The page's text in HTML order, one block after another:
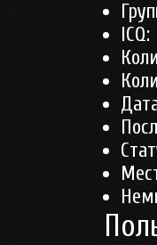
ICQ: